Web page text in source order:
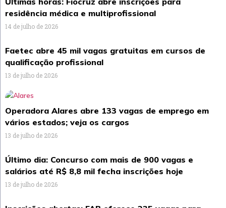
residência médica e multiprofissional
14 de julho de 2026
Faetec abre 45 mil vagas gratuitas em cursos de
qualificação profissional
13 de julho de 2026
Operadora Alares abre 133 vagas de emprego em
vários estados; veja os cargos
13 de julho de 2026
Último dia: Concurso com mais de 900 vagas e
salários até R$ 8,8 mil fecha inscrições hoje
13 de julho de 2026